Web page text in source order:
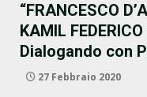
“FRANCESCO
KAMIL
Dialogando con
27 Febbraio 2020